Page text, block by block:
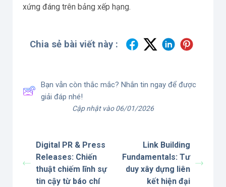
xứng đáng trên bảng xếp hạng.
Chia sẻ bài viết này :
Bạn vẫn còn thắc mắc? Nhắn tin ngay để được
giải đáp nhé!
Cập nhật vào 06/01/2026
Digital PR & Press
Releases: Chiến
thuật chiếm lĩnh sự
tin cậy từ báo chí
Link Building
Fundamentals: Tư
duy xây dựng liên
kết hiện đại